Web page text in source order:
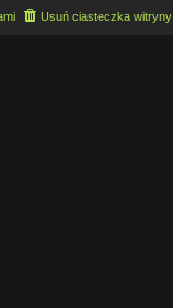
Usuń ciasteczka witryny